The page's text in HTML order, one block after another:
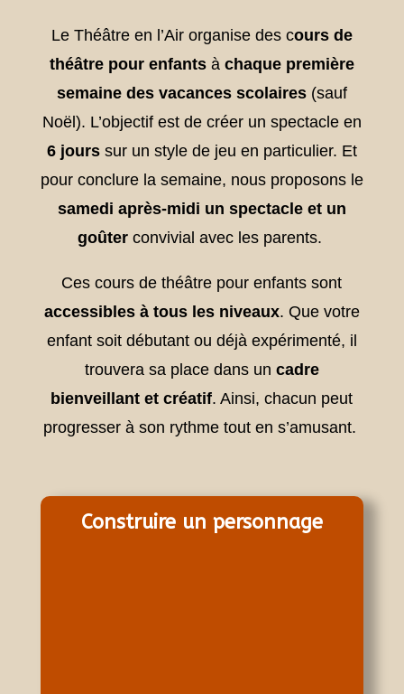
Le Théâtre en l’Air organise des cours de
théâtre pour enfantsà chaque première
semaine des vacances scolaires(sauf
Noël). L’objectif est de créer un spectacle en
6 jourssur un style de jeu en particulier. Et
pour conclure la semaine, nous proposons le
samedi après-midi un spectacle et un
goûterconvivial avec les parents.
Ces cours de théâtre pour enfants sont
accessibles à tous les niveaux. Que votre
enfant soit débutant ou déjà expérimenté, il
trouvera sa place dans un cadre
bienveillant et créatif. Ainsi, chacun peut
progresser à son rythme tout en s’amusant.
Construire un personnage